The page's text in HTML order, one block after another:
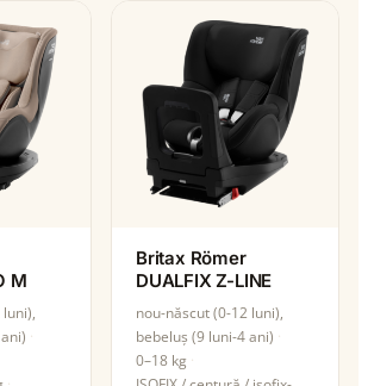
M
Britax Römer
DUALFIX Z-LINE
nou-născut (0-12 luni),
bebeluș (9 luni-4 ani)
0–18 kg